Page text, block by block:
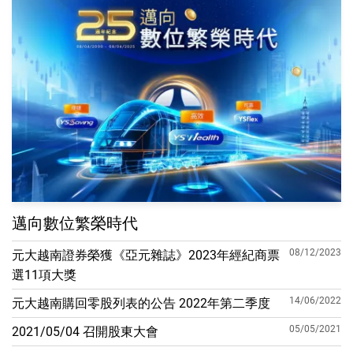
邁向數位繁榮時代
元大越南證券榮獲《亞元雜誌》2023年經紀商票
選11項大獎
08/12/2023
元大越南購回零股列表的公告 2022年第二季度 14/06/2022
2021/05/04 召開股東大會 05/05/2021